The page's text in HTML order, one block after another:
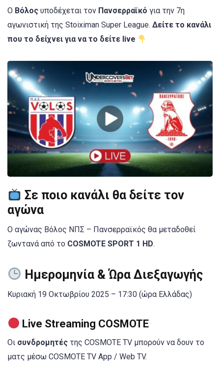
Ο Βόλος υποδέχεται τον Πανσερραϊκό για την 7η
αγωνιστική της Stoiximan Super League. Δείτε το κανάλι
που το δείχνει για να το δείτε live
Σε ποιο κανάλι θα δείτε τον
αγώνα
Ο αγώνας Βόλος ΝΠΣ – Πανσερραϊκός θα μεταδοθεί
ζωντανά από το COSMOTE SPORT 1 HD.
Ημερομηνία & Ώρα Διεξαγωγής
Κυριακή 19 Οκτωβρίου 2025 – 17:30 (ώρα Ελλάδας)
Live Streaming COSMOTE
Οι συνδρομητές της COSMOTE TV μπορούν να δουν το
ματς μέσω COSMOTE TV App / Web TV.